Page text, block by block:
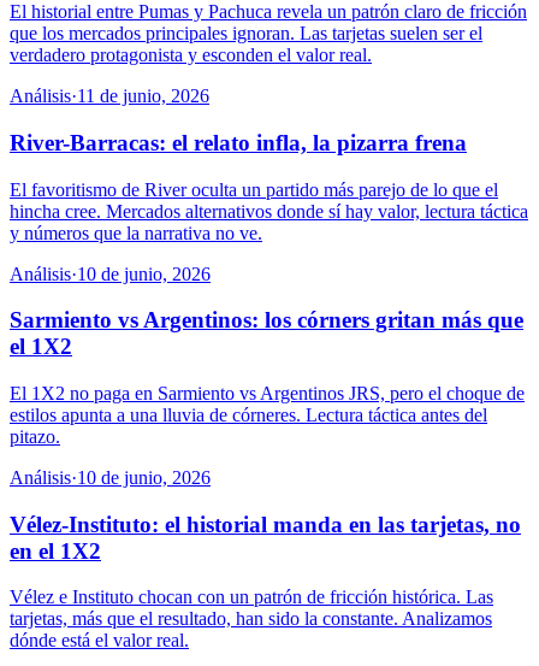
El historial entre Pumas y Pachuca revela un patrón claro de fricción
que los mercados principales ignoran. Las tarjetas suelen ser el
verdadero protagonista y esconden el valor real.
Análisis·11 de junio, 2026
River-Barracas: el relato infla, la pizarra frena
El favoritismo de River oculta un partido más parejo de lo que el
hincha cree. Mercados alternativos donde sí hay valor, lectura táctica
y números que la narrativa no ve.
Análisis·10 de junio, 2026
Sarmiento vs Argentinos: los córners gritan más que
el 1X2
El 1X2 no paga en Sarmiento vs Argentinos JRS, pero el choque de
estilos apunta a una lluvia de córneres. Lectura táctica antes del
pitazo.
Análisis·10 de junio, 2026
Vélez-Instituto: el historial manda en las tarjetas, no
en el 1X2
Vélez e Instituto chocan con un patrón de fricción histórica. Las
tarjetas, más que el resultado, han sido la constante. Analizamos
dónde está el valor real.